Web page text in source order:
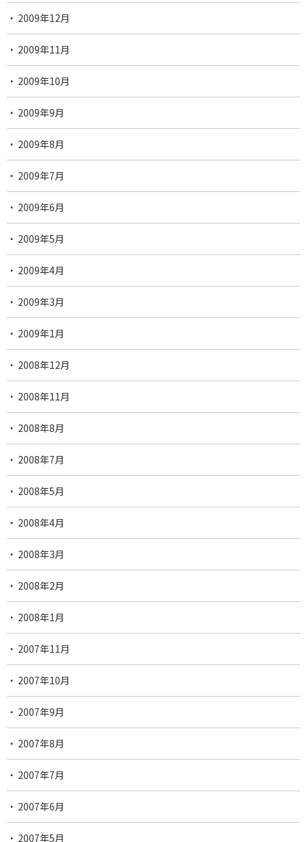
2009年12月
2009年11月
2009年10月
2009年9月
2009年8月
2009年7月
2009年6月
2009年5月
2009年4月
2009年3月
2009年1月
2008年12月
2008年11月
2008年8月
2008年7月
2008年5月
2008年4月
2008年3月
2008年2月
2008年1月
2007年11月
2007年10月
2007年9月
2007年8月
2007年7月
2007年6月
2007年5月